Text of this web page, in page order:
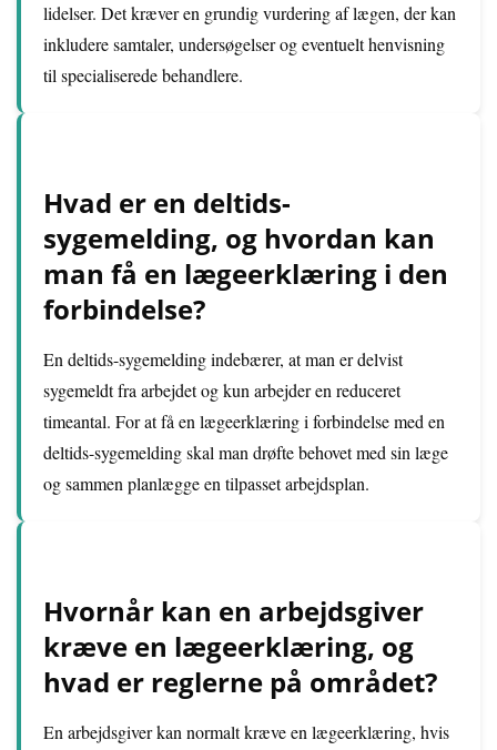
lidelser. Det kræver en grundig vurdering af lægen, der kan
inkludere samtaler, undersøgelser og eventuelt henvisning
til specialiserede behandlere.
Hvad er en deltids-
sygemelding, og hvordan kan
man få en lægeerklæring i den
forbindelse?
En deltids-sygemelding indebærer, at man er delvist
sygemeldt fra arbejdet og kun arbejder en reduceret
timeantal. For at få en lægeerklæring i forbindelse med en
deltids-sygemelding skal man drøfte behovet med sin læge
og sammen planlægge en tilpasset arbejdsplan.
Hvornår kan en arbejdsgiver
kræve en lægeerklæring, og
hvad er reglerne på området?
En arbejdsgiver kan normalt kræve en lægeerklæring, hvis